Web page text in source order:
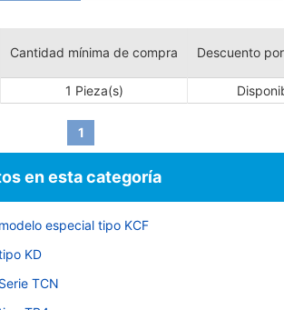
Cantidad mínima de compra Descuento
1 Pieza(s)
1
en esta categoría
especial tipo KCF
KD
TCN